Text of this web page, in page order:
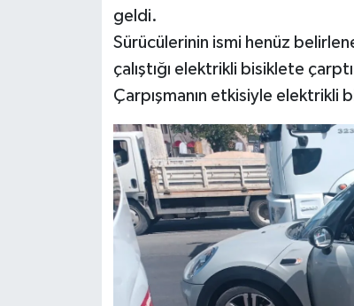
geldi.
Sürücülerinin ismi henüz
çalıştığı elektrikli bisiklete
Çarpışmanın etkisiyle elektrikli
Köşe Yazıları
Kültür Sanat